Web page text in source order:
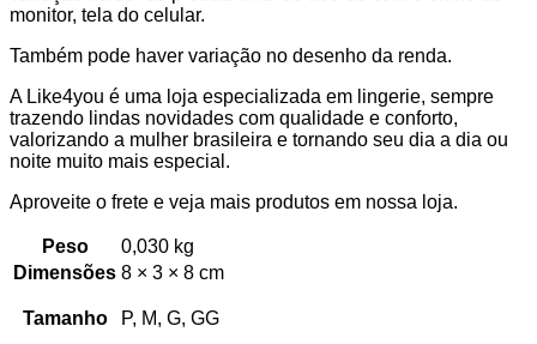
monitor, tela do celular.
Também pode haver variação no desenho da renda.
A Like4you é uma loja especializada em lingerie, sempre
trazendo lindas novidades com qualidade e conforto,
valorizando a mulher brasileira e tornando seu dia a dia ou
noite muito mais especial.
Aproveite o frete e veja mais produtos em nossa loja.
Peso
0,030 kg
Dimensões 8 × 3 × 8 cm
Tamanho P, M, G, GG